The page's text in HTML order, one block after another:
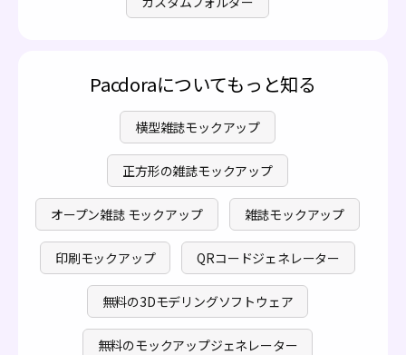
Pacdoraについてもっと知る
横型雑誌モックアップ
正方形の雑誌モックアップ
オープン雑誌 モックアップ 雑誌モックアップ
印刷モックアップ QRコードジェネレーター
無料の3Dモデリングソフトウェア
無料のモックアップジェネレーター